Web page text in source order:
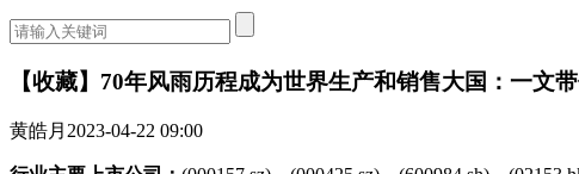
【收藏】70年风雨历程成为世界生产和销售大国：一
黄皓月 2023-04-22 09:00